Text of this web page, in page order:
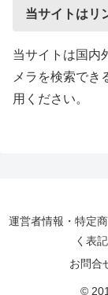
当サイトはリ
当サイトは国内
メラを検索でき
用ください。
運営者情報・特定
く表記
お問合
©